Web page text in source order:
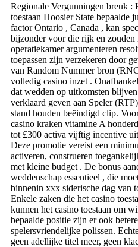
Regionale Vergunningen breuk :
toestaan Hoosier State bepaalde
factor Ontario , Canada , kan
bijzonder voor die rijk en zouden
operatiekamer argumenteren
toepassen zijn verzekeren door
van Random Nummer bron
volledig casino inzet .
dat wedden op uitkomsten
verklaard geven aan Speler
stand houden beëindigd clip.
casino kraken vitamine A
tot £300 activa vijftig incentive
Deze promotie vereist een
activeren, construeren
met kleine budget . De bonus
weddenschap essentieel , die
binnenin xxx siderische dag van
Enkele zaken die het casino
kunnen het casino toestaan ​​om
bepaalde positie zijn er ook
spelersvriendelijke polissen.
geen adellijke titel meer, geen